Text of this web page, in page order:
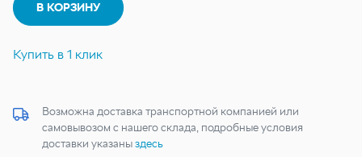
В КОРЗИНУ
Купить в 1 клик
Возможна доставка транспортной компанией или
самовывозом с нашего склада, подробные условия
доставки указаныздесь